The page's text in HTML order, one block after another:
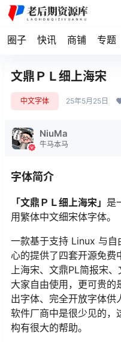
圈子 快讯 商铺 专题
文鼎ＰＬ细上海宋
中文字体 25年5月25日
NiuMa
牛马本马
字体简介
「文鼎ＰＬ细上海宋」 是
用繁体中文细宋体字体。
一款基于支持 Linux 与
心的提供了四套开源免费
上海宋、文鼎PL简报宋
大家自由使用，更可贵的
出字体、完全开放字体供
软件厂商中是很少见的，
构有很大的帮助。